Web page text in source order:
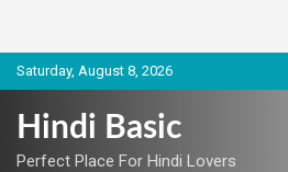
Skip
to
content
Saturday, August 8, 2026
Hindi Basic
Perfect Place For Hindi Lovers